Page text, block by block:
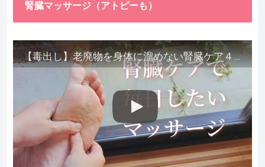
腎臓マッサージ（アトピーも）
【毒出し】老廃物を身体に溜めない腎臓ケア４種をご紹介します。